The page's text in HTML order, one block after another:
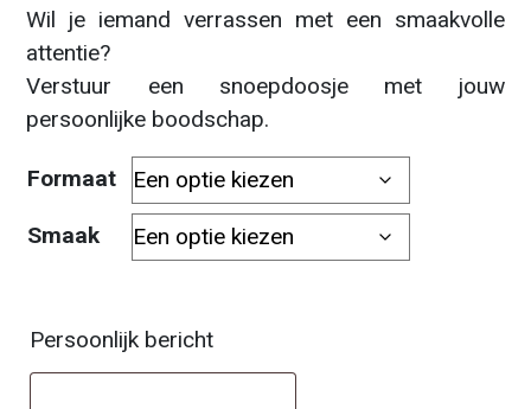
Wil je iemand verrassen met een smaakvolle
attentie?
Verstuur een snoepdoosje met jouw
persoonlijke boodschap.
Formaat
Smaak
Persoonlijk bericht